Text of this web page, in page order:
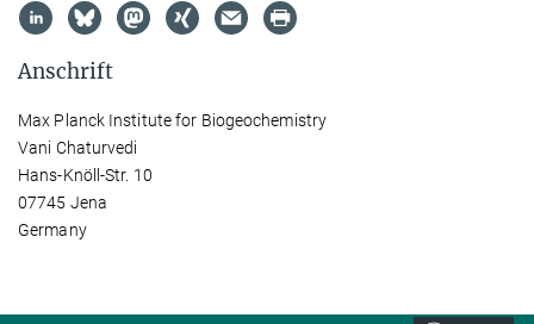
Anschrift
Max Planck Institute for Biogeochemistry
Vani Chaturvedi
Hans-Knöll-Str. 10
07745 Jena
Germany